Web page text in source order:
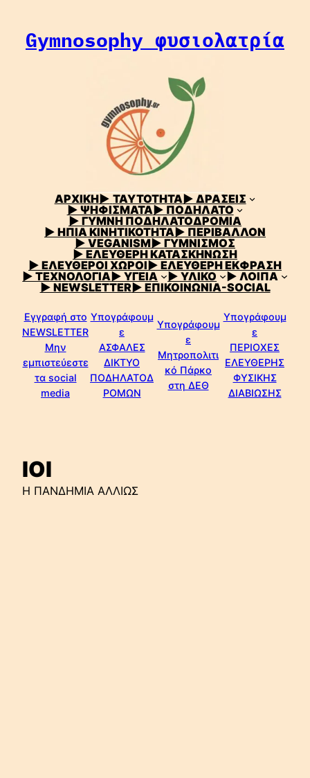
περιεχόμενο
Gymnosophy φυσιολατρία
ΑΡΧΙΚΗ▶ ΤΑΥΤΟΤΗΤΑ▶ ΔΡΑΣΕΙΣ
▶ ΨΗΦΙΣΜΑΤΑ▶ ΠΟΔΗΛΑΤΟ
▶ ΓΥΜΝΗ ΠΟΔΗΛΑΤΟΔΡΟΜΙΑ
▶ ΗΠΙΑ ΚΙΝΗΤΙΚΟΤΗΤΑ▶ ΠΕΡΙΒΑΛΛΟΝ
▶ VEGANISM▶ ΓΥΜΝΙΣΜΟΣ
▶ ΕΛΕΥΘΕΡΗ ΚΑΤΑΣΚΗΝΩΣΗ
▶ ΕΛΕΥΘΕΡΟΙ ΧΩΡΟΙ▶ ΕΛΕΥΘΕΡΗ ΕΚΦΡΑΣΗ
▶ ΤΕΧΝΟΛΟΓΙΑ▶ ΥΓΕΙΑ ▶ ΥΛΙΚΟ
▶ ΛΟΙΠΑ
▶ NEWSLETTER▶ ΕΠΙΚΟΙΝΩΝΙΑ-SOCIAL
Εγγραφή στο
NEWSLETTER
Μην
εμπιστεύεστε
τα social
media
Υπογράφουμ
ε
ΑΣΦΑΛΕΣ
ΔΙΚΤΥΟ
ΠΟΔΗΛΑΤΟΔ
ΡΟΜΩΝ
Υπογράφουμ
ε
Μητροπολιτι
κό Πάρκο
στη ΔΕΘ
Υπογράφουμ
ε
ΠΕΡΙΟΧΕΣ
ΕΛΕΥΘΕΡΗΣ
ΦΥΣΙΚΗΣ
ΔΙΑΒΙΩΣΗΣ
ΙΟΙ
Η ΠΑΝΔΗΜΙΑ ΑΛΛΙΩΣ